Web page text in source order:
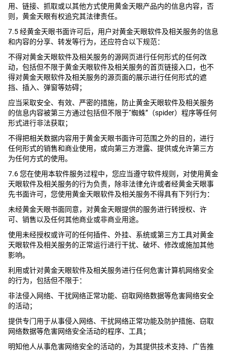
用、链接、抓取或以其他方式使用黄金天眼产品内的信息内容，否
则，黄金天眼有权追究其法律责任。
7.5 经黄金天眼书面许可后，用户对黄金天眼软件及相关服务的信息
和内容的分享、转发等行为，还应符合以下规范：
不得对黄金天眼软件及相关服务的源网页进行任何形式的任何改
动，包括但不限于黄金天眼软件及相关服务的首页链接入口，也不
得对黄金天眼软件及相关服务的源页面的展示进行任何形式的遮
挡、插入、弹窗等妨碍；
应当采取安全、有效、严密的措施，防止黄金天眼软件及相关服务
的信息内容被第三方通过包括但不限于“蜘蛛”（spider）程序等任何
形式进行非法获取；
不得把相关数据内容用于黄金天眼书面许可范围之外的目的，进行
任何形式的销售和商业使用，或向第三方泄露、提供或允许第三方
为任何方式的使用。
7.6 您在使用本软件服务过程中，您应当遵守软件规则，对使用黄金
天眼软件及相关服务的行为负责，除非法律允许或者经黄金天眼事
先书面许可，您使用黄金天眼软件及相关服务不得具有下列行为：
未经黄金天眼书面同意，对黄金天眼提供的服务进行转授权、许
可、销售以及任何其他商业或非商业用途。
使用未经授权或许可的任何插件、外挂、系统或第三方工具对黄金
天眼软件及相关服务的正常运行进行干扰、破坏、修改或施加其他
影响。
利用或针对黄金天眼软件及相关服务进行任何危害计算机网络安全
的行为，包括但不限于：
非法侵入网络、干扰网络正常功能、窃取网络数据等危害网络安全
的活动；
提供专门用于从事侵入网络、干扰网络正常功能及防护措施、窃取
网络数据等危害网络安全活动的程序、工具；
明知他人从事危害网络安全的活动的，为其提供技术支持、广告推